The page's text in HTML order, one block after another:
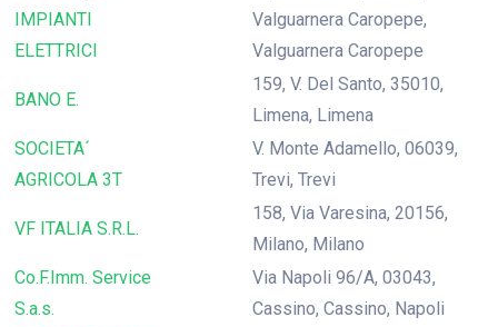
IMPIANTI
ELETTRICI
Valguarnera Caropepe,
Valguarnera Caropepe
BANO E.
159, V. Del Santo, 35010,
Limena, Limena
SOCIETA´
AGRICOLA 3T
V. Monte Adamello, 06039,
Trevi, Trevi
VF ITALIA S.R.L.
158, Via Varesina, 20156,
Milano, Milano
Co.F.Imm. Service
S.a.s.
Via Napoli 96/A, 03043,
Cassino, Cassino, Napoli